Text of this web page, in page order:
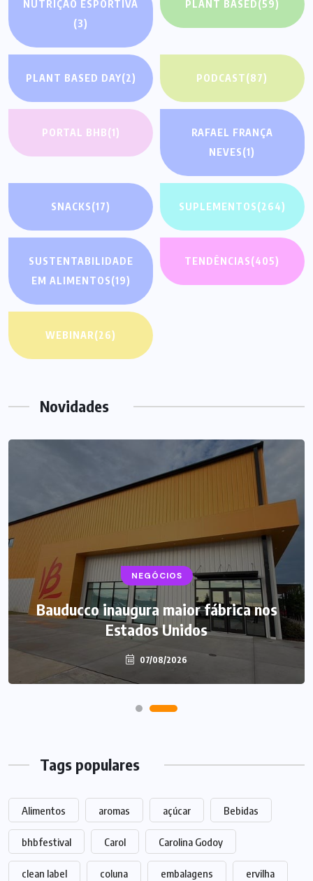
NUTRIÇÃO ESPORTIVA
(3)
PLANT BASED(59)
PLANT BASED DAY(2) PODCAST(87)
PORTAL BHB(1)
RAFAEL FRANÇA
NEVES(1)
SNACKS(17) SUPLEMENTOS(264)
SUSTENTABILIDADE
EM ALIMENTOS(19)
TENDÊNCIAS(405)
WEBINAR(26)
Novidades
NEGÓCIOS
Bauducco inaugura maior fábrica nos
Estados Unidos
07/08/2026
Tags populares
Alimentos aromas açúcar Bebidas
bhbfestival Carol Carolina Godoy
clean label coluna embalagens ervilha